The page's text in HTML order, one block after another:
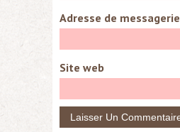
Adresse de messagerie
Site web